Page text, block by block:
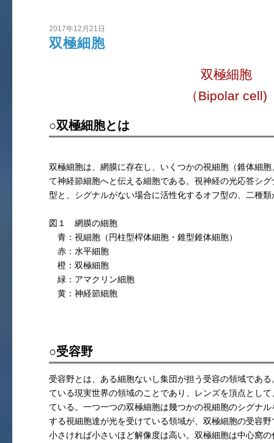
2017年12月21日
双極細胞
双極細胞
（Bipolar cell)
○双極細胞とは
双極細胞は、網膜に存在し、いくつかの視細胞（錐体細
て神経節細胞へと伝える細胞である。視神経の光応答シ
型と、シグナルがない場合に活性化するオフ型の、二種
図１ 網膜の細胞
青：視細胞（円柱型桿体細胞・錐型錐体細胞）
赤：水平細胞
橙：双極細胞
緑：アマクリン細胞
黄：神経節細胞
○受容野
受容野とは、ある細胞ないし集団が担う受容の領域であ
ている現実世界の領域のことであり、レンズを頂点とし
ている。一つ一つの双極細胞は幾つかの視細胞のシグナ
する視細胞達が光を受けている領域が、双極細胞の受容
小さければ小さいほど解像度は高い。双極細胞は中心窩